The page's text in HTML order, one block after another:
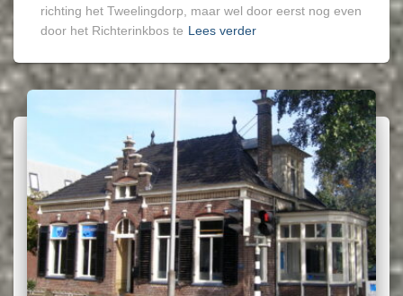
richting het Tweelingdorp, maar wel door eerst nog even
door het Richterinkbos te Lees verder